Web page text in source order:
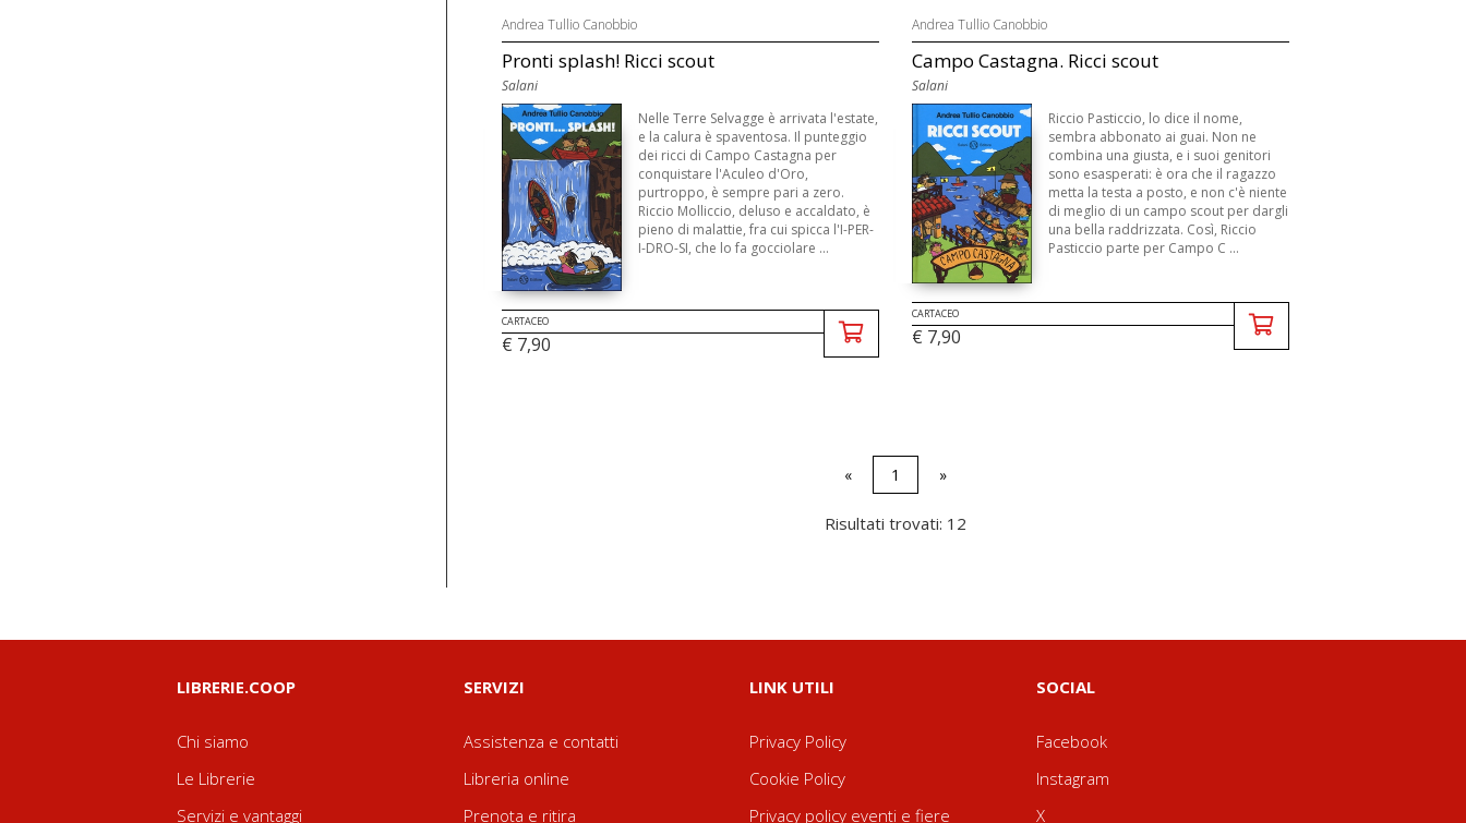
Andrea Tullio Canobbio
Pronti splash! Ricci scout
Salani
Nelle Terre Selvagge è arrivata l'estate,
e la calura è spaventosa. Il punteggio
dei ricci di Campo Castagna per
conquistare l'Aculeo d'Oro,
purtroppo, è sempre pari a zero.
Riccio Molliccio, deluso e accaldato, è
pieno di malattie, fra cui spicca l'I-PER-
I-DRO-SI, che lo fa gocciolare ...
CARTACEO
€ 7,90
Andrea Tullio Canobbio
Campo Castagna. Ricci scout
Salani
Riccio Pasticcio, lo dice il nome,
sembra abbonato ai guai. Non ne
combina una giusta, e i suoi genitori
sono esasperati: è ora che il ragazzo
metta la testa a posto, e non c'è niente
di meglio di un campo scout per dargli
una bella raddrizzata. Così, Riccio
Pasticcio parte per Campo C ...
CARTACEO
€ 7,90
« 1 »
Risultati trovati: 12
LIBRERIE.COOP
Chi siamo
Le Librerie
Servizi e vantaggi
SERVIZI
Assistenza e contatti
Libreria online
Prenota e ritira
LINK UTILI
Privacy Policy
Cookie Policy
Privacy policy eventi e fiere
SOCIAL
Facebook
Instagram
X